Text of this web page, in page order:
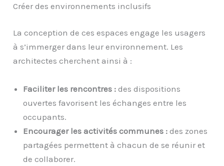
Créer des environnements inclusifs
La conception de ces espaces engage les usagers
à s’immerger dans leur environnement. Les
architectes cherchent ainsi à :
Faciliter les rencontres : des dispositions
ouvertes favorisent les échanges entre les
occupants.
Encourager les activités communes : des zones
partagées permettent à chacun de se réunir et
de collaborer.